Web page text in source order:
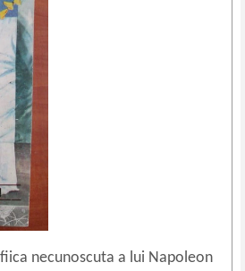
necunoscuta a lui Napoleon